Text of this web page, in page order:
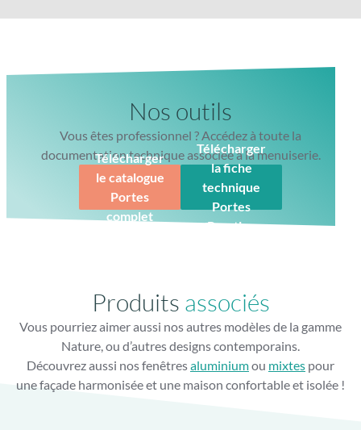
Gâche filante toute hauteur
Finition parfaite avec gâche filante lisse
Nos outils
Vous êtes professionnel ? Accédez à toute la
documentation technique associée à la menuiserie.
Télécharger
le catalogue
Portes
complet
Télécharger
la fiche
technique
Portes
Prestige
Produits associés
Vous pourriez aimer aussi nos autres modèles de la gamme
Nature, ou d’autres designs contemporains.
Découvrez aussi nos fenêtresaluminiumou mixtes pour
une façade harmonisée et une maison confortable et isolée !